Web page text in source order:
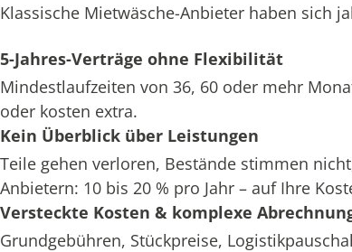
Klassische Mietwäsche-Anbieter haben sich
5-Jahres-Verträge ohne Flexibilität
Mindestlaufzeiten von 36, 60 oder mehr
oder kosten extra.
Kein Überblick über Leistungen
Teile gehen verloren, Bestände stimmen
Anbietern: 10 bis 20 % pro Jahr – auf Ihre
Versteckte Kosten & komplexe
Grundgebühren, Stückpreise,